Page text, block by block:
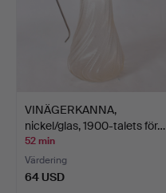
VINÄGERKANNA,
nickel/glas, 1900-talets för…
52 min
Värdering
64 USD